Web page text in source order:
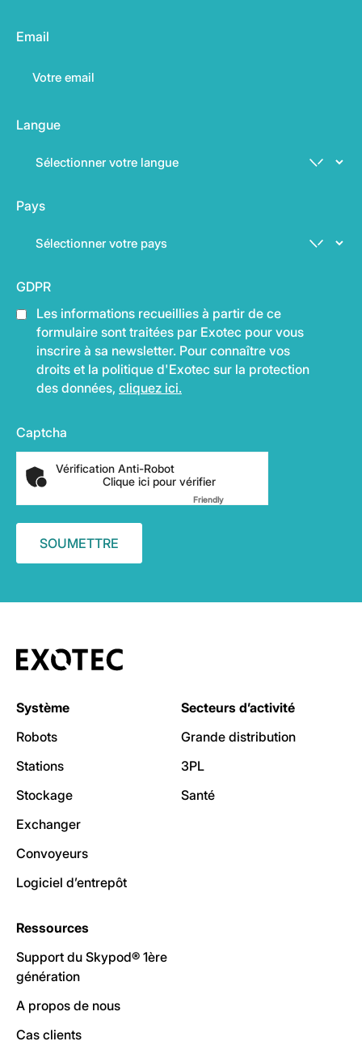
Email
Langue
Pays
GDPR
Les informations recueillies à partir de ce
formulaire sont traitées par Exotec pour vous
inscrire à sa newsletter. Pour connaître vos
droits et la politique d'Exotec sur la protection
des données, cliquez ici.
Captcha
Vérification Anti-Robot
Clique ici pour vérifier
FriendlyCaptcha ⇗
Système
Robots
Stations
Stockage
Exchanger
Convoyeurs
Logiciel d’entrepôt
Secteurs d’activité
Grande distribution
3PL
Santé
Ressources
Support du Skypod® 1ère
génération
A propos de nous
Cas clients